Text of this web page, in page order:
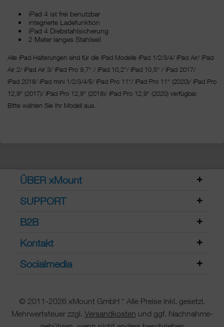
iPad 4 ist frei benutzbar
integrierte Ladefunktion
iPad 4 Diebstahlsicherung
2 Meter langes Stahlseil
Alle iPad Halterungen sind für die iPad Modelle iPad 1/2/3/4/ iPad Air/ iPad
Air 2/ iPad Air 3/ iPad Pro 9,7“ / iPad 10,2“/ iPad 10,5“ / iPad 2017/
iPad 2018/ iPad mini 1/2/3/4/5/ iPad Pro 11“/ iPad Pro 11“ (2020)/ iPad Pro
12,9“ (2017)/ iPad Pro 12,9“ (2018)/ iPad Pro 12,9“ (2020) verfügbar.
Bitte wählen Sie Ihr Modell aus.
ÜBER xMount
SUPPORT
B2B
Kontakt
Socialmedia
© 2011-2026 xMount GmbH * Alle Preise inkl. gesetzl.
Mehrwertsteuer zzgl. Versandkosten und ggf. Nachnahme-